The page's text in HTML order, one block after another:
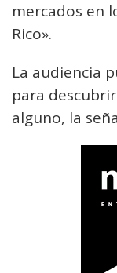
mercados en
Rico».
La audiencia
para
alguno, la